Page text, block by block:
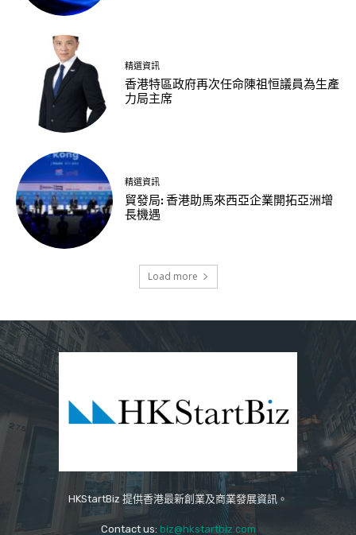
精選資訊
香港特區政府再次任命陳祖恒議員為生產
力局主席
精選資訊
貿發局: 香港助馬來西亞企業開拓亞洲增
長機遇
Load more
HKStartBiz 提供香港最新創業及商業發展資訊。
Contact us: biz@hkstartbiz.com